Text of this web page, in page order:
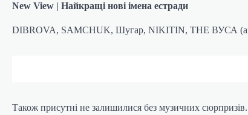
New View | Найкращі нові імена естради
DIBROVA, SAMCHUK, Шугар, NIKITIN, THE ВУСА
Також присутні не залишилися без музичних